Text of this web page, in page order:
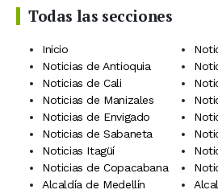
Todas las secciones
Inicio
Noticias de Antioquia
Noticias de Cali
Noticias de Manizales
Noticias de Envigado
Noticias de Sabaneta
Noticias Itagüí
Noticias de Copacabana
Alcaldía de Medellín